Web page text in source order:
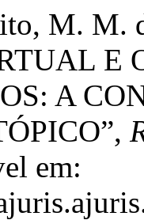
M. M.
E
A
em: